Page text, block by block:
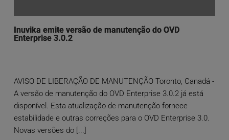
Inuvika emite versão de manutenção do OVD
Enterprise 3.0.2
AVISO DE LIBERAÇÃO DE MANUTENÇÃO Toronto, Canadá -
A versão de manutenção do OVD Enterprise 3.0.2 já está
disponível. Esta atualização de manutenção fornece
estabilidade e outras correções para o OVD Enterprise 3.0.
Novas versões do [...]